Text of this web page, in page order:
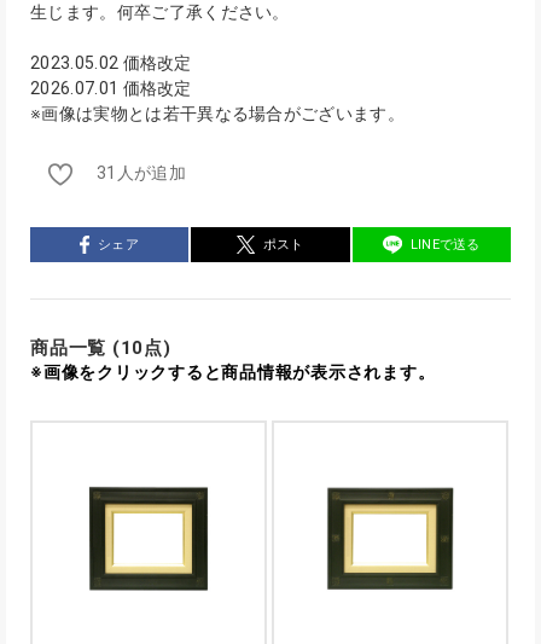
生じます。何卒ご了承ください。
2023.05.02 価格改定
2026.07.01 価格改定
※画像は実物とは若干異なる場合がございます。
31人が追加
シェア ポスト LINEで送る
商品一覧 (10点)
※画像をクリックすると商品情報が表示されます。